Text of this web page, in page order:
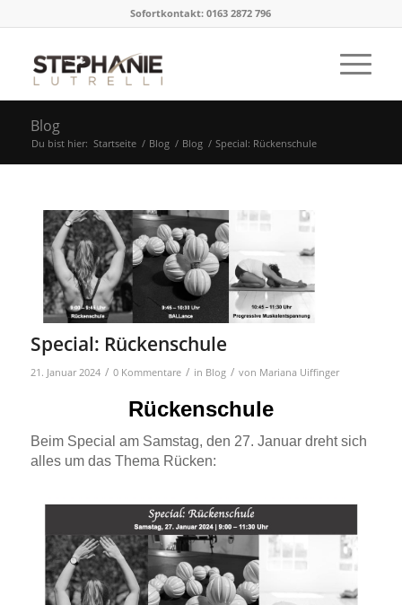
Sofortkontakt: 0163 2872 796
Blog
Du bist hier: Startseite / Blog / Blog / Special: Rückenschule
Special: Rückenschule
21. Januar 2024 / 0 Kommentare / in Blog / von Mariana Uiffinger
Rückenschule
Beim Special am Samstag, den 27. Januar dreht sich
alles um das Thema Rücken: